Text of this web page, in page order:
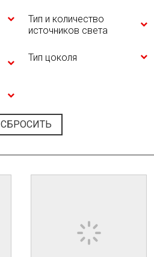
Тип и количество
источников света
Тип цоколя
СБРОСИТЬ